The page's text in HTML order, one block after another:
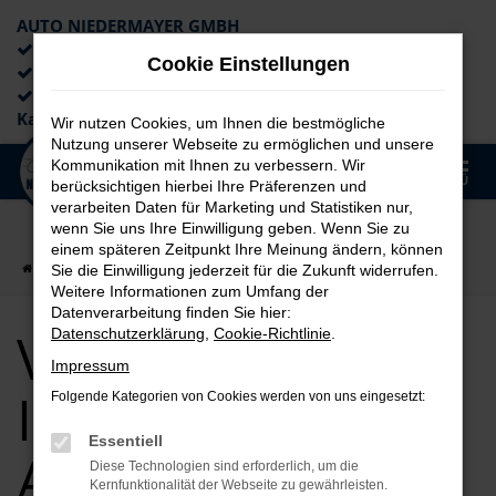
Zum
Hauptinhalt
springen
AUTO NIEDERMAYER GMBH
Lieferung an die Haustür
Kaufabwicklung
MENÜ
Startseite Ingolstadt VW VW T-Roc für Ingolstadt Top Angebote
VW T-Roc für
Ingolstadt Top
Angebote
Cookie Einstellungen
Wir nutzen Cookies, um Ihnen die bestmögliche
Nutzung unserer Webseite zu ermöglichen und unsere
Kommunikation mit Ihnen zu verbessern. Wir
berücksichtigen hierbei Ihre Präferenzen und
verarbeiten Daten für Marketing und Statistiken nur,
wenn Sie uns Ihre Einwilligung geben. Wenn Sie zu
einem späteren Zeitpunkt Ihre Meinung ändern, können
Sie die Einwilligung jederzeit für die Zukunft widerrufen.
Weitere Informationen zum Umfang der
Datenverarbeitung finden Sie hier:
Datenschutzerklärung Cookie-Richtlinie
Impressum
Folgende Kategorien von Cookies werden von uns eingesetzt:
Essentiell
Diese Technologien sind erforderlich, um die
Kernfunktionalität der Webseite zu gewährleisten.